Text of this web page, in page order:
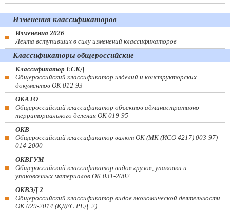
Изменения классификаторов
Изменения 2026
Лента вступивших в силу изменений классификаторов
Классификаторы общероссийские
Классификатор ЕСКД
Общероссийский классификатор изделий и конструкторских
документов ОК 012-93
ОКАТО
Общероссийский классификатор объектов административно-
территориального деления ОК 019-95
ОКВ
Общероссийский классификатор валют ОК (МК (ИСО 4217) 003-97)
014-2000
ОКВГУМ
Общероссийский классификатор видов грузов, упаковки и
упаковочных материалов ОК 031-2002
ОКВЭД 2
Общероссийский классификатор видов экономической деятельности
ОК 029-2014 (КДЕС РЕД. 2)